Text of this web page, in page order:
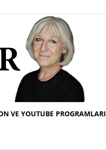
VE YOUTUBE PROGRAMLARI